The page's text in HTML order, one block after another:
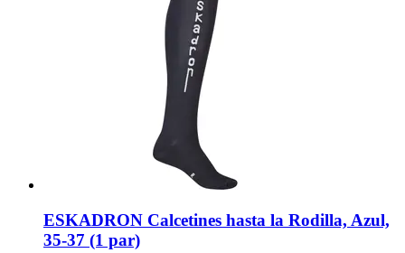
ESKADRON Calcetines hasta la Rodilla, Azul,
35-​37 (1 par)